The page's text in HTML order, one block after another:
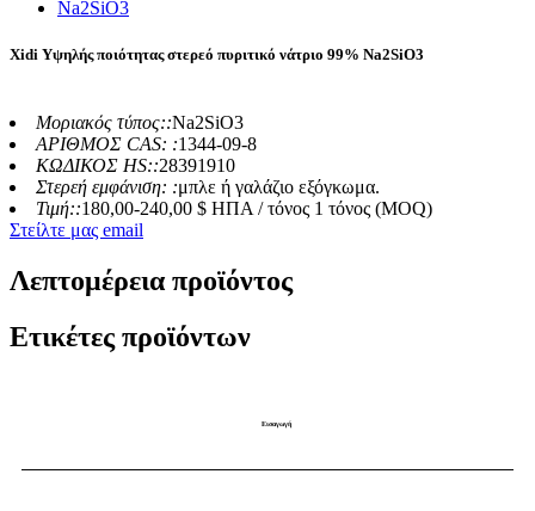
Xidi Υψηλής ποιότητας στερεό πυριτικό νάτριο 99% Na2SiO3
Μοριακός τύπος::Na2SiO3
ΑΡΙΘΜΟΣ CAS: :1344-09-8
ΚΩΔΙΚΟΣ HS::28391910
Στερεή εμφάνιση: :μπλε ή γαλάζιο εξόγκωμα.
Τιμή::180,00-240,00 $ ΗΠΑ / τόνος 1 τόνος (MOQ)
Στείλτε μας email
Λεπτομέρεια προϊόντος
Ετικέτες προϊόντων
Εισαγωγή